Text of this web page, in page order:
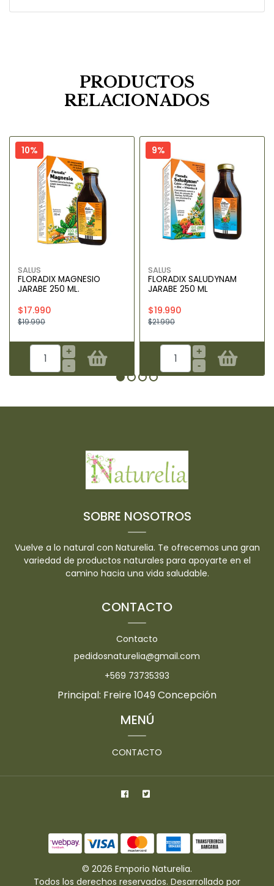
PRODUCTOS
RELACIONADOS
10%
SALUS
FLORADIX MAGNESIO
JARABE 250 ML.
$17.990
$19.990
+
-
9%
SALUS
FLORADIX SALUDYNAM
JARABE 250 ML
$19.990
$21.990
+
-
SOBRE NOSOTROS
Vuelve a lo natural con Naturelia. Te ofrecemos una gran
variedad de productos naturales para apoyarte en el
camino hacia una vida saludable.
CONTACTO
Contacto
pedidosnaturelia@gmail.com
+569 73735393
Principal: Freire 1049 Concepción
MENÚ
CONTACTO
© 2026 Emporio Naturelia.
Todos los derechos reservados. Desarrollado por